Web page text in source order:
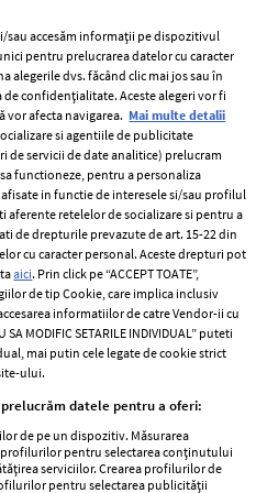
Termeni si conditii
Politica de
confidențialitate
Politica de cookies
Publicitate
femei
Viva
Avantaje
sau accesăm informații pe dispozitivul
pentru prelucrarea datelor cu caracter
alegerile dvs. făcând clic mai jos sau în
confidențialitate. Aceste alegeri vor fi
vor afecta navigarea. Mai multe detalii
si agentiile de publicitate
de servicii de date analitice) prelucram
functioneze, pentru a personaliza
in functie de interesele si/sau profilul
retelelor de socializare si pentru a
de drepturile prevazute de art. 15-22 din
cu caracter personal. Aceste drepturi pot
aici. Prin click pe “ACCEPT TOATE”,
de tip Cookie, care implica inclusiv
informatiilor de catre Vendor-ii cu
MODIFIC SETARILE INDIVIDUAL” puteti
mai putin cele legate de cookie strict
ului.
datele pentru a oferi:
de pe un dispozitiv. Măsurarea
pentru selectarea conținutului
serviciilor. Crearea profilurilor de
pentru selectarea publicității